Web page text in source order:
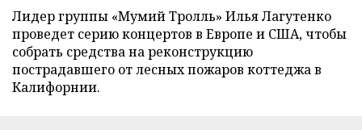
Лидер группы «Мумий Тролль» Илья Лагутенко
проведет серию концертов в Европе и США, чтобы
собрать средства на реконструкцию
пострадавшего от лесных пожаров коттеджа в
Калифорнии.